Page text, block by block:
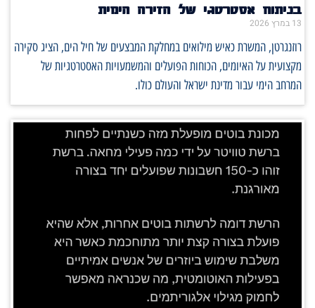
בניתוח אסטרטגי של הזירה הימית
13 במרץ 2026
רוזנגרטן, המשרת כאיש מילואים במחלקת המבצעים של חיל הים, הציג סקירה
מקצועית על האיומים, הכוחות הפועלים והמשמעויות האסטרטגיות של
המרחב הימי עבור מדינת ישראל והעולם כולו.